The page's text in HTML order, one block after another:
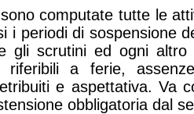
computate tutte le
i periodi di sospensione
gli scrutini ed ogni altro
riferibili a ferie,
e aspettativa. Va
obbligatoria dal